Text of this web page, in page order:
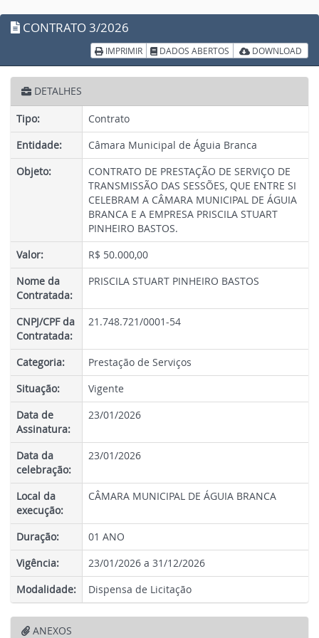
CONTRATO3/2026
IMPRIMIR DADOS ABERTOS DOWNLOAD
DETALHES
Tipo:
Contrato
Entidade:
Câmara Municipal de Águia Branca
Objeto:
CONTRATO DE PRESTAÇÃO DE SERVIÇO DE
TRANSMISSÃO DAS SESSÕES, QUE ENTRE SI
CELEBRAM A CÂMARA MUNICIPAL DE ÁGUIA
BRANCA E A EMPRESA PRISCILA STUART
PINHEIRO BASTOS.
Valor:
R$ 50.000,00
Nome da
Contratada:
PRISCILA STUART PINHEIRO BASTOS
CNPJ/CPF da
Contratada:
21.748.721/0001-54
Categoria:
Prestação de Serviços
Situação:
Vigente
Data de
Assinatura:
23/01/2026
Data da
celebração:
23/01/2026
Local da
execução:
CÂMARA MUNICIPAL DE ÁGUIA BRANCA
Duração:
01 ANO
Vigência:
23/01/2026 a 31/12/2026
Modalidade:
Dispensa de Licitação
ANEXOS